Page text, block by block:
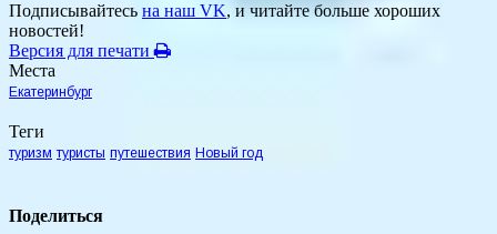
Подписывайтесь на наш VK, и читайте больше хороших
новостей!
Версия для печати
Места
Екатеринбург
Теги
туризм туристы путешествия Новый год
Поделиться